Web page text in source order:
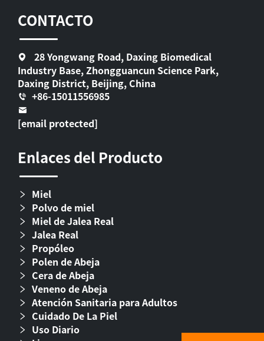
CONTACTO
28 Yongwang Road, Daxing Biomedical
Industry Base, Zhongguancun Science Park,
Daxing District, Beijing, China
+86-15011556985
[email protected]
Enlaces del Producto
Miel
Polvo de miel
Miel de Jalea Real
Jalea Real
Propóleo
Polen de Abeja
Cera de Abeja
Veneno de Abeja
Atención Sanitaria para Adultos
Cuidado De La Piel
Uso Diario